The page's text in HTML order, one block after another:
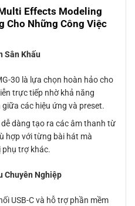
Effects Modeling
Cho Những Công Việc
Sân Khấu
30 là lựa chọn hoàn hảo cho
trực tiếp nhờ khả năng
các hiệu ứng và preset.
dàng tạo ra các âm thanh từ
hợp với từng bài hát mà
phụ trợ khác.
Chuyên Nghiệp
USB-C và hỗ trợ phần mềm